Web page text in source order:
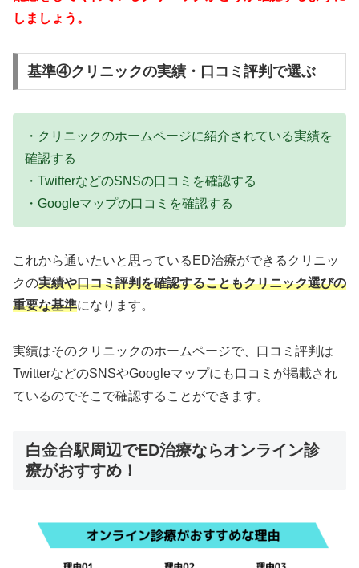
しましょう。
基準④クリニックの実績・口コミ評判で選ぶ
・クリニックのホームページに紹介されている実績を
確認する
・TwitterなどのSNSの口コミを確認する
・Googleマップの口コミを確認する
これから通いたいと思っているED治療ができるクリニッ
クの実績や口コミ評判を確認することもクリニック選びの
重要な基準になります。
実績はそのクリニックのホームページで、口コミ評判は
TwitterなどのSNSやGoogleマップにも口コミが掲載され
ているのでそこで確認することができます。
白金台駅周辺でED治療ならオンライン診
療がおすすめ！